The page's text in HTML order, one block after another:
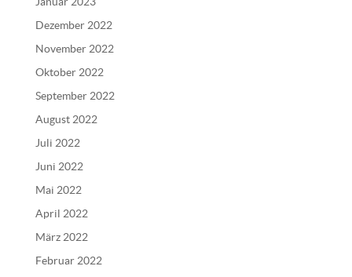
Dezember 2022
November 2022
Oktober 2022
September 2022
August 2022
Juli 2022
Juni 2022
Mai 2022
April 2022
März 2022
Februar 2022